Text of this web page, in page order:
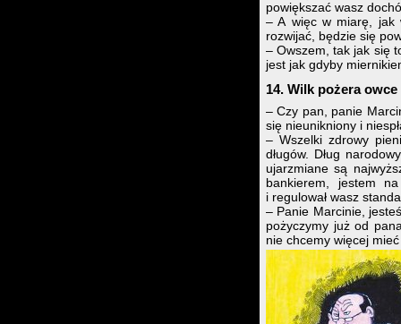
powiększać wasz
– A więc w miarę, jak
rozwijać, będzie się
– Owszem, tak jak się
jest jak gdyby
14. Wilk pożera owce
– Czy pan, panie
się nieunikniony i
– Wszelki zdrowy
długów. Dług
ujarzmiane są
bankierem, jestem
i regulował wasz
– Panie Marcinie,
pożyczymy już od
nie chcemy więcej